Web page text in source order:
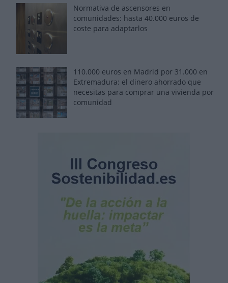
Normativa de ascensores en
comunidades: hasta 40.000 euros de
coste para adaptarlos
110.000 euros en Madrid por 31.000 en
Extremadura: el dinero ahorrado que
necesitas para comprar una vivienda por
comunidad